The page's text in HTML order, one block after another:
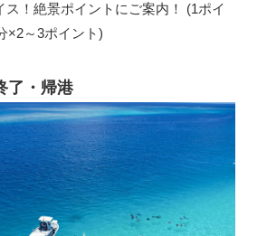
ス！絶景ポイントにご案内！ (1ポイ
×2～3ポイント)
了・帰港